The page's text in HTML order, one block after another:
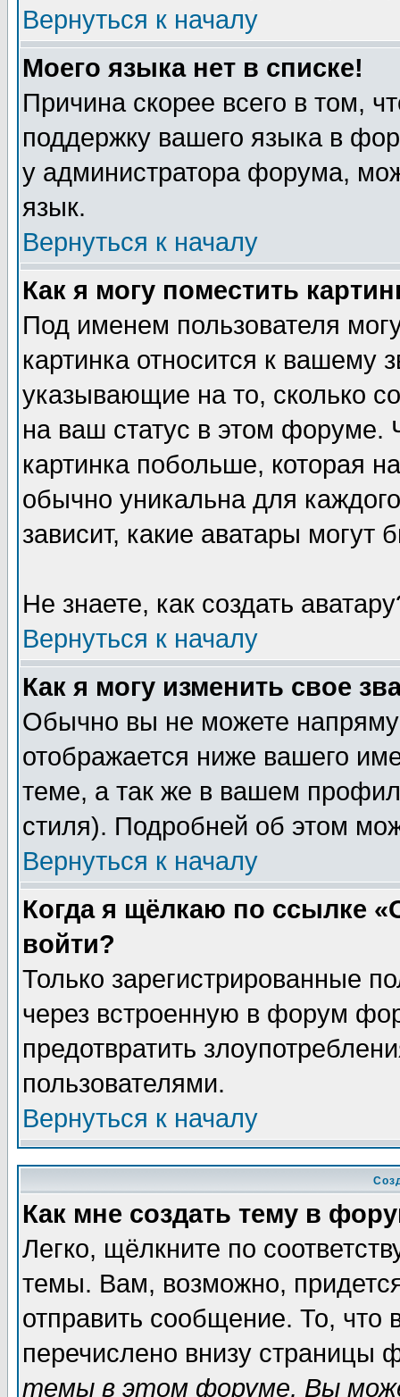
Вернуться к началу
Моего языка нет в списке!
Причина скорее всего в том,
поддержку вашего языка в
у администратора форума,
язык.
Вернуться к началу
Как я могу поместить
Под именем пользователя
картинка относится к вашему
указывающие на то, сколько
на ваш статус в этом форуме.
картинка побольше, которая
обычно уникальна для
зависит, какие аватары могут
Не знаете, как создать
Вернуться к началу
Как я могу изменить свое
Обычно вы не можете
отображается ниже вашего
теме, а так же в вашем
стиля). Подробней об этом
Вернуться к началу
Когда я щёлкаю по ссылке
войти?
Только зарегистрированные
через встроенную в форум
предотвратить
пользователями.
Вернуться к началу
Как мне создать тему в
Легко, щёлкните по
темы. Вам, возможно,
отправить сообщение. То,
перечислено внизу страницы
темы в этом форуме, Вы